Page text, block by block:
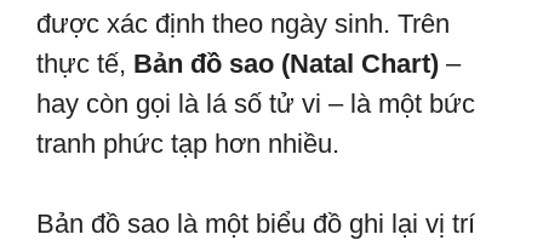
được xác định theo ngày sinh. Trên
thực tế, Bản đồ sao (Natal Chart) –
hay còn gọi là lá số tử vi – là một bức
tranh phức tạp hơn nhiều.
Bản đồ sao là một biểu đồ ghi lại vị trí